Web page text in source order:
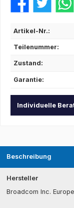
Artikel-Nr.:
Teilenummer:
Zustand:
Garantie:
Individuelle
Beschreibung
Hersteller
Broadcom Inc.